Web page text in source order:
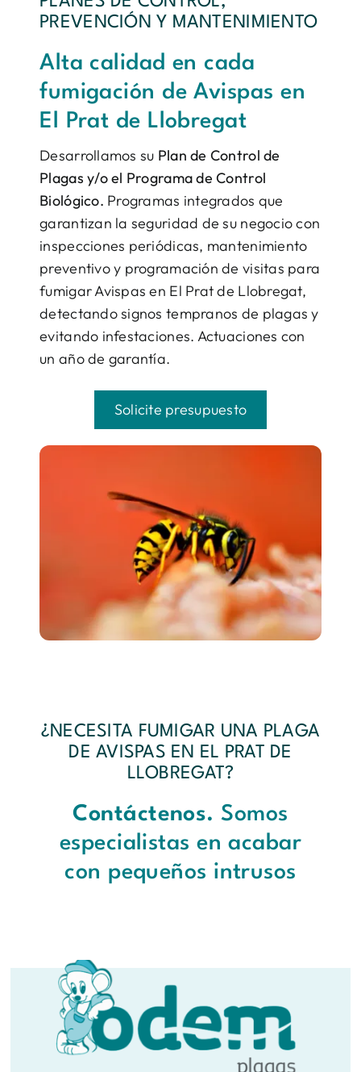
PREVENCIÓN Y MANTENIMIENTO
Alta calidad en cada
fumigación de Avispas en
El Prat de Llobregat
Desarrollamos su Plan de Control de
Plagas y/o el Programa de Control
Biológico. Programas integrados que
garantizan la seguridad de su negocio con
inspecciones periódicas, mantenimiento
preventivo y programación de visitas para
fumigar Avispas en El Prat de Llobregat,
detectando signos tempranos de plagas y
evitando infestaciones. Actuaciones con
un año de garantía.
Solicite presupuesto
¿NECESITA FUMIGAR UNA PLAGA
DE AVISPAS EN EL PRAT DE
LLOBREGAT?
Contáctenos. Somos
especialistas en acabar
con pequeños intrusos